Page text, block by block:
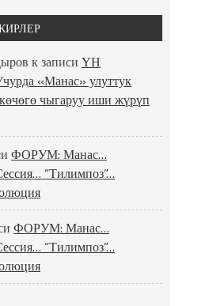
к записи ҮН
«Манас» улуттук
чыгаруу иши жүрүп
ФОРУМ: Манас…
“Тилимпоз”…
ФОРУМ: Манас…
“Тилимпоз”…